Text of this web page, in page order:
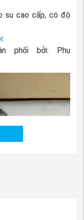
su cao cấp, có độ
.
phối bởi: Phụ